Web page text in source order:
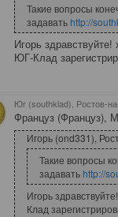
Такие вопросы
задавать http://
Игорь
ЮГ-Клад
Юг (southklad), Ростов-
Француз (Француз),
Игорь (ond331),
Такие вопросы
задавать http://
Игорь
Клад